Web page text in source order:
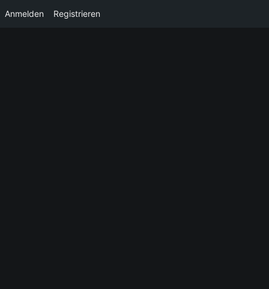
Anmelden Registrieren